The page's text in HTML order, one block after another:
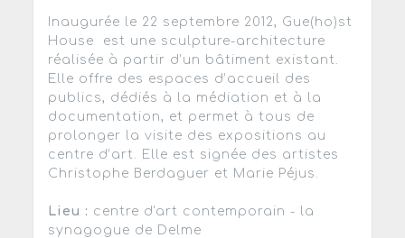
Inaugurée le 22 septembre 2012, Gue(ho)st
House est une sculpture-architecture
réalisée à partir d’un bâtiment existant.
Elle offre des espaces d’accueil des
publics, dédiés à la médiation et à la
documentation, et permet à tous de
prolonger la visite des expositions au
centre d’art. Elle est signée des artistes
Christophe Berdaguer et Marie Péjus.
Lieu : centre d'art contemporain - la
synagogue de Delme